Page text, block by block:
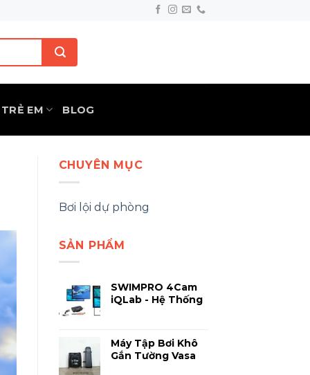
TRẺ EM BLOG
CHUYÊN MỤC
Bơi lội dự phòng
SẢN PHẨM
SWIMPRO 4Cam
iQLab - Hệ Thống
Chuyên Sâu
Máy Tập Bơi Khô
Gắn Tường Vasa